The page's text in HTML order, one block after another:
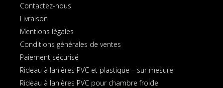
Contactez-nous
Livraison
Mentions légales
Conditions générales de ventes
Paiement sécurisé
Rideau à lanières PVC et plastique – sur mesure
Rideau à lanières PVC pour chambre froide